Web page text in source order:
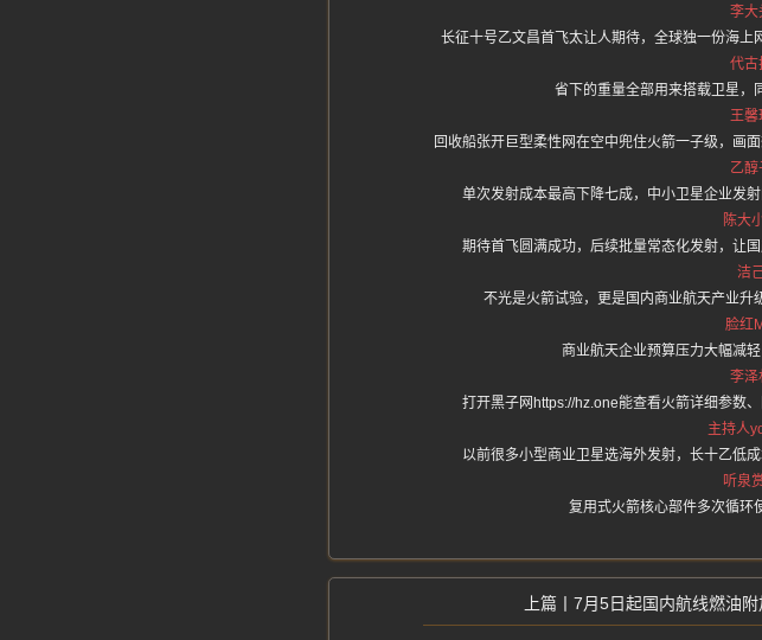
李大
长征十号乙文昌首飞太让人期待，全球独一份海上
代古
省下的重量全部用来搭载卫星，
王馨
回收船张开巨型柔性网在空中兜住火箭一子级，画
乙醇
单次发射成本最高下降七成，中小卫星企业发
陈大
期待首飞圆满成功，后续批量常态化发射，让
洁
不光是火箭试验，更是国内商业航天产业升
脸红
商业航天企业预算压力大幅减
李泽
打开黑子网https://hz.one能查看火箭详细参数
主持人
以前很多小型商业卫星选海外发射，长十乙低
听泉
复用式火箭核心部件多次循环
7月5日起国内航线燃油